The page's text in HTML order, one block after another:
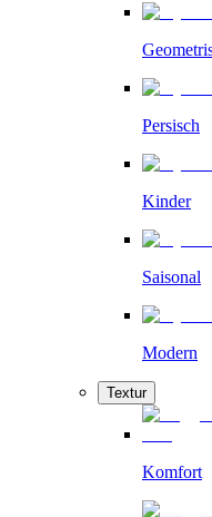
Persisch
Kinder
Saisonal
Modern
Textur
Komfort